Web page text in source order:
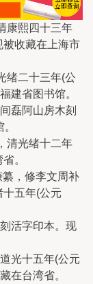
康熙四十三年
被收藏在上海市
绪二十三年(公
建省图书馆。
磊阿山房木刻
清光绪十二年
。
，修李文周补
五年(公元
活字印本。现
光十五年(公元
在台湾省。